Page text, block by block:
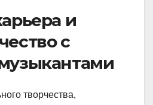
и
с
творчества,